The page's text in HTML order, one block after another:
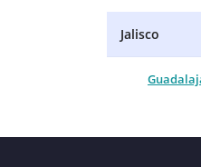
Jalisco